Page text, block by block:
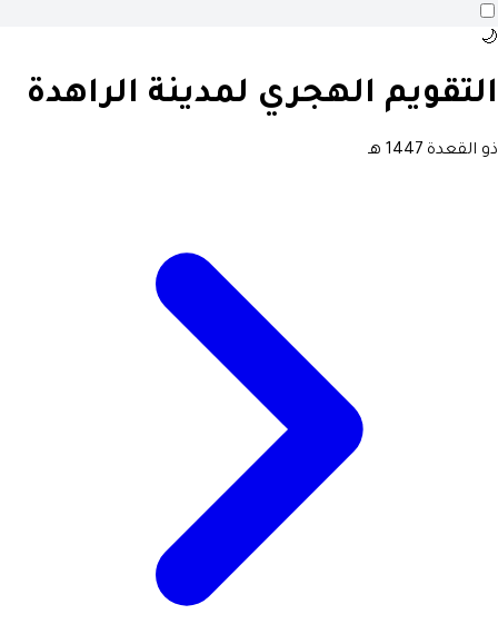
🌙
التقويم الهجري لمدينة الراهدة
ذو القعدة 1447 هـ